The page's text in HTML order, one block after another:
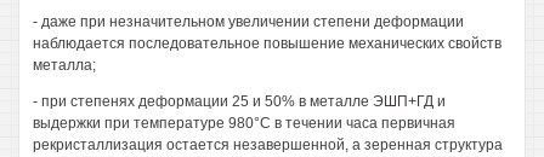
- даже при незначительном увеличении степени деформации
наблюдается последовательное повышение механических свойств
металла;
- при степенях деформации 25 и 50% в металле ЭШП+ГД и
выдержки при температуре 980°С в течении часа первичная
рекристаллизация остается незавершенной, а зеренная структура